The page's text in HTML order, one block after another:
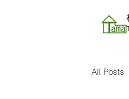
All Posts